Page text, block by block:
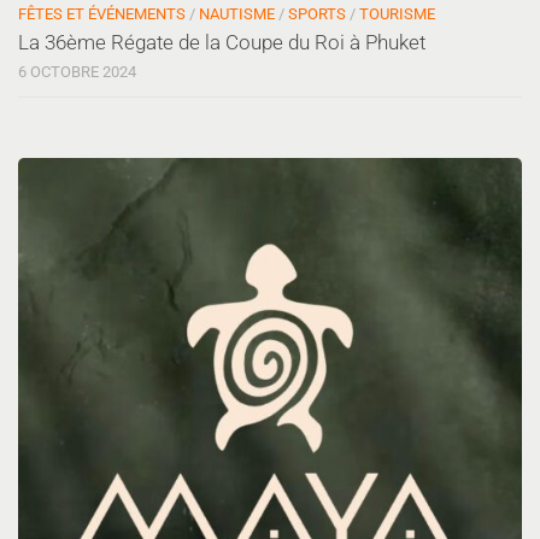
FÊTES ET ÉVÉNEMENTS / NAUTISME / SPORTS / TOURISME
La 36ème Régate de la Coupe du Roi à Phuket
6 OCTOBRE 2024